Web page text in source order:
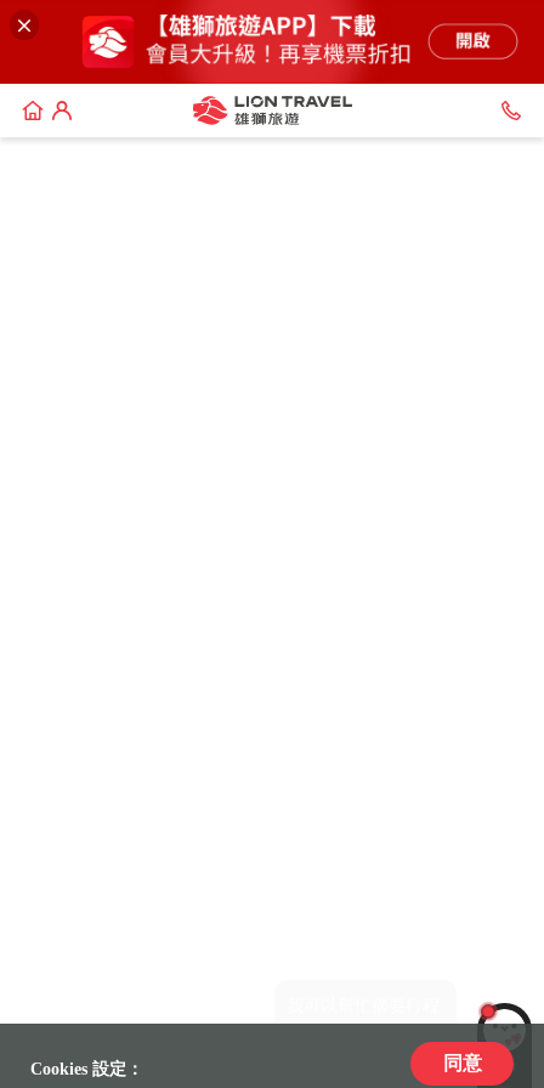
LiLi
Cookies 設定： 同意